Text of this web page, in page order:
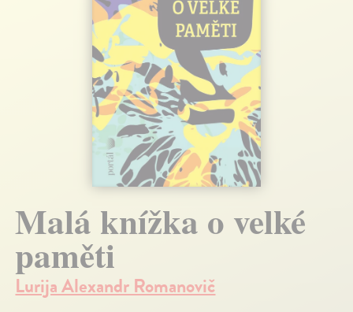
Malá knížka o velké
paměti
Lurija Alexandr Romanovič